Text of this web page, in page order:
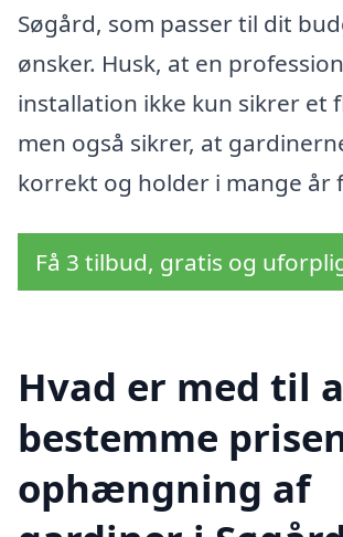
Søgård, som passer til dit
ønsker. Husk, at en
installation ikke kun sikrer et
men også sikrer, at
korrekt og holder i mange år
Få 3 tilbud, gratis og
Hvad er med til
bestemme
ophængning af